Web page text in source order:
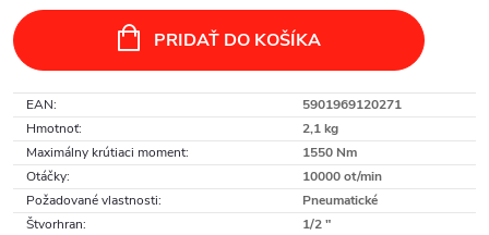
cena:
PRIDAŤ DO KOŠÍKA
EAN:
5901969120271
Hmotnoť:
2,1 kg
Maximálny krútiaci moment:
1550 Nm
Otáčky:
10000 ot/min
Požadované vlastnosti:
Pneumatické
Štvorhran: 1/2 "